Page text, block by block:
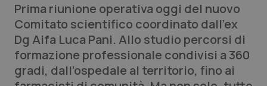
QS Pro
Professionisti Sanitari.AI
Abruzzo
QS Pro Gold
Prima riunione operativa oggi del nuovo
Comitato scientifico coordinato dall’ex
Dg Aifa Luca Pani. Allo studio percorsi di
formazione professionale condivisi a 360
gradi, dall’ospedale al territorio, fino ai